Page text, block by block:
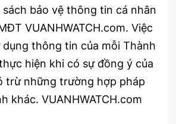
bảo vệ thông tin cá nhân
VUANHWATCH.com. Việc
thông tin của mỗi Thành
hiện khi có sự đồng ý của
trừ những trường hợp pháp
khác. VUANHWATCH.com